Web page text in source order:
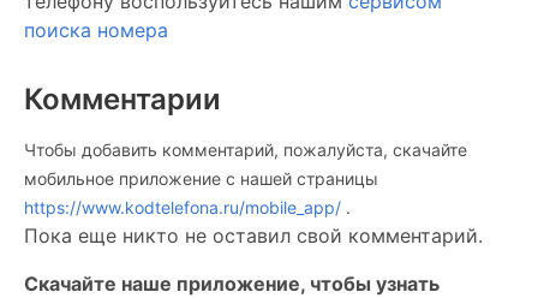
поиска номера
Комментарии
Чтобы добавить комментарий, пожалуйста, скачайте
мобильное приложение c нашей страницы
https://www.kodtelefona.ru/mobile_app/ .
Пока еще никто не оставил свой комментарий.
Скачайте наше приложение, чтобы узнать